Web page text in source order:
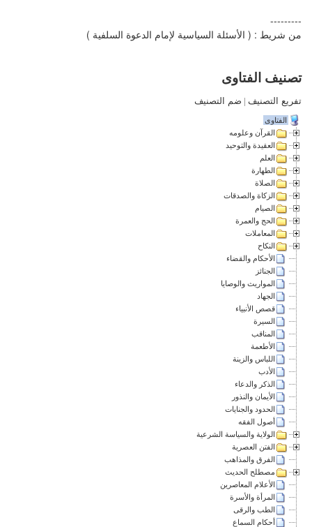
---------
من شريط : ( الأسئلة السياسية لإمام الدعوة السلفية )
تصنيف الفتاوى
تفريع التصنيف | ضم التصنيف
الفتاوى
القرآن وعلومه
العقيدة والتوحيد
العلم
الطهارة
الصلاة
الزكاة والصدقات
الصيام
الحج والعمرة
المعاملات
النكاح
الأحكام والقضاء
الجنائز
المواريث والوصايا
الجهاد
قصص الأنبياء
السيرة
المناقب
الأطعمة
اللباس والزينة
الأدب
الذكر والدعاء
الأيمان والنذور
الحدود والجنايات
أصول الفقه
الولاية والسياسة الشرعية
الفتن العصرية
الفرق والمذاهب
مصطلح الحديث
الأعلام المعاصرين
المرأة والأسرة
الطب والرقى
أحكام السماع